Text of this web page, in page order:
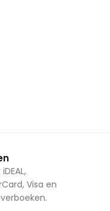
Visa en